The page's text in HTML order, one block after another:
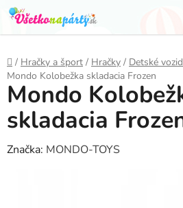
Prejsť
na
obsah
Domov
/ Hračky a šport / Hračky / Detské
Mondo Kolobežka skladacia Frozen
Mondo
skladacia
Značka: MONDO-TOYS